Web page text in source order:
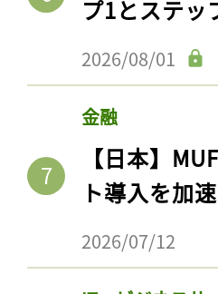
プ1とステッ
2026/08/01
金融
【日本】
ト導入を加
2026/07/12